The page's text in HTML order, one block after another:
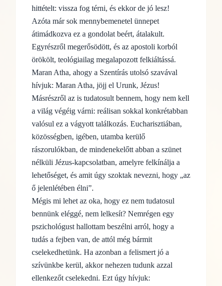
hittételt: vissza fog térni, és ekkor de jó lesz!
Azóta már sok mennybemenetel ünnepet
átimádkozva ez a gondolat beért, átalakult.
Egyrészről megerősödött, és az apostoli korból
örökölt, teológiailag megalapozott felkiáltássá.
Maran Atha, ahogy a Szentírás utolsó szavával
hívjuk: Maran Atha, jöjj el Urunk, Jézus!
Másrészről az is tudatosult bennem, hogy nem kell
a világ végéig várni: reálisan sokkal konkrétabban
valósul ez a vágyott találkozás. Eucharisztiában,
közösségben, igében, utamba kerülő
rászorulókban, de mindenekelőtt abban a szünet
nélküli Jézus-kapcsolatban, amelyre felkínálja a
lehetőséget, és amit úgy szoktak nevezni, hogy „az
ő jelenlé­tében élni”.
Mégis mi lehet az oka, hogy ez nem tudatosul
bennünk eléggé, nem lelkesít? Nemrégen egy
pszichológust hallottam beszélni arról, hogy a
tudás a fejben van, de attól még bármit
cselekedhetünk. Ha azonban a felismert jó a
szívünkbe kerül, akkor nehezen tudunk azzal
ellenkezőt cselekedni. Ezt úgy hívjuk: